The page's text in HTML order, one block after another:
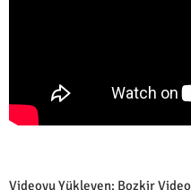
Videoyu Yükleyen: Bozkir